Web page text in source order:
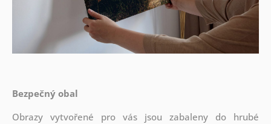
Bezpečný obal
Obrazy vytvořené pro vás jsou zabaleny do hrubé